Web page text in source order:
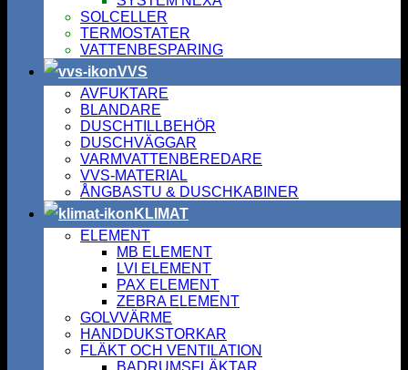
SOLCELLER
TERMOSTATER
VATTENBESPARING
VVS
AVFUKTARE
BLANDARE
DUSCHTILLBEHÖR
DUSCHVÄGGAR
VARMVATTENBEREDARE
VVS-MATERIAL
ÅNGBASTU & DUSCHKABINER
KLIMAT
ELEMENT
MB ELEMENT
LVI ELEMENT
PAX ELEMENT
ZEBRA ELEMENT
GOLVVÄRME
HANDDUKSTORKAR
FLÄKT OCH VENTILATION
BADRUMSFLÄKTAR